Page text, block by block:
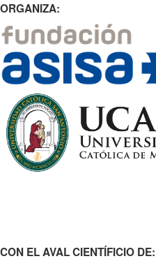
ORGANIZA:
CON EL AVAL CIENTÍFICIO DE: